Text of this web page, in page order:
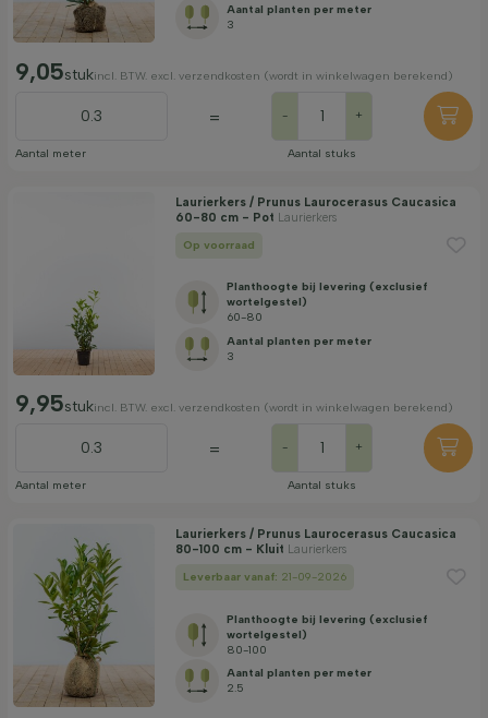
Filter toepassen
Aantal planten per meter
3
9,05stukincl. BTW. excl. verzendkosten (wordt in winkelwagen berekend)
Aantal meter
= - +
Aantal stuks
Laurierkers / Prunus Laurocerasus Caucasica
60-80 cm - Pot Laurierkers
Op voorraad
Planthoogte bij levering (exclusief
wortelgestel)
60-80
Aantal planten per meter
3
9,95stukincl. BTW. excl. verzendkosten (wordt in winkelwagen berekend)
Aantal meter
= - +
Aantal stuks
Laurierkers / Prunus Laurocerasus Caucasica
80-100 cm - Kluit Laurierkers
Leverbaar vanaf: 21-09-2026
Planthoogte bij levering (exclusief
wortelgestel)
80-100
Aantal planten per meter
2.5